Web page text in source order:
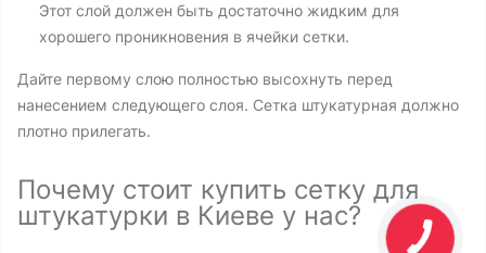
Этот слой должен быть достаточно жидким для
хорошего проникновения в ячейки сетки.
Дайте первому слою полностью высохнуть перед
нанесением следующего слоя. Сетка штукатурная должно
плотно прилегать.
Почему стоит купить сетку для
штукатурки в Киеве у нас?